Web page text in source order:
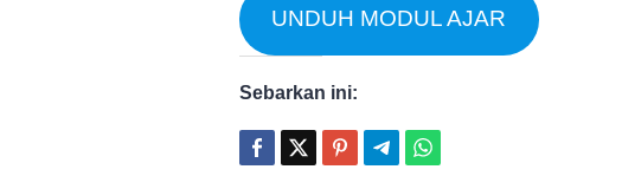
UNDUH MODUL AJAR
Sebarkan ini: